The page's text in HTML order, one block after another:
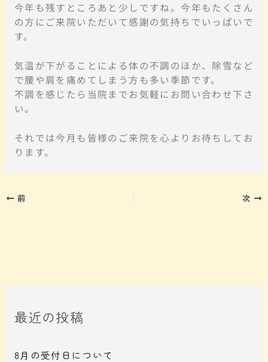
今年も残すところあと少しですね。今年もたくさん
の方にご来院いただいて感謝の気持ちでいっぱいで
す。
気温が下がることによる体の不調のほか、除雪など
で腰や肩を痛めてしまう方も多い季節です。
不調を感じたら当院までお気軽にお問い合わせ下さ
い。
それでは今月も皆様のご来院を心よりお待ちしてお
ります。
前 次
最近の投稿
8月の受付日について